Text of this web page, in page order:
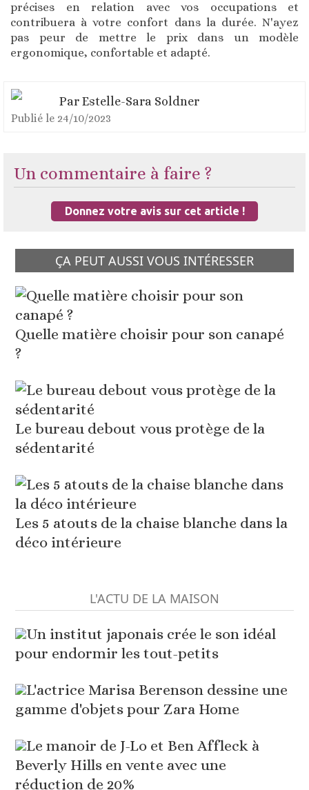
précises en relation avec vos occupations et
contribuera à votre confort dans la durée. N'ayez
pas peur de mettre le prix dans un modèle
ergonomique, confortable et adapté.
Par Estelle-Sara Soldner
Publié le 24/10/2023
Un commentaire à faire ?
Donnez votre avis sur cet article !
ÇA PEUT AUSSI VOUS INTÉRESSER
Quelle matière choisir pour son canapé
?
Le bureau debout vous protège de la
sédentarité
Les 5 atouts de la chaise blanche dans la
déco intérieure
L'ACTU DE LA MAISON
Un institut japonais crée le son idéal
pour endormir les tout-petits
L'actrice Marisa Berenson dessine une
gamme d'objets pour Zara Home
Le manoir de J-Lo et Ben Affleck à
Beverly Hills en vente avec une
réduction de 20%